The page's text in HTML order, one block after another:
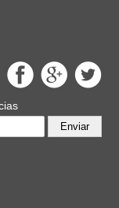
Enviar